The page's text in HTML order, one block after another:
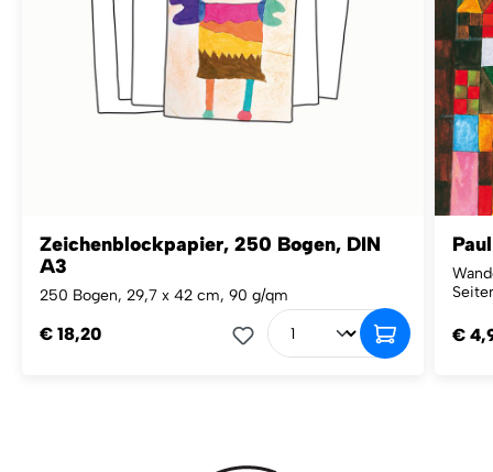
Zeichenblockpapier, 250 Bogen, DIN
A3
250 Bogen, 29,7 x 42 cm, 90 g/qm
€ 18,20 €